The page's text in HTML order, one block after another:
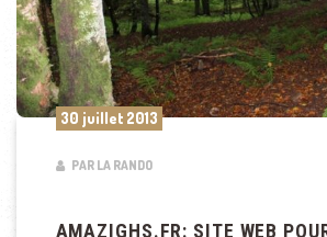
30 juillet 2013
PAR LA RANDO
AMAZIGHS.FR: SITE WEB